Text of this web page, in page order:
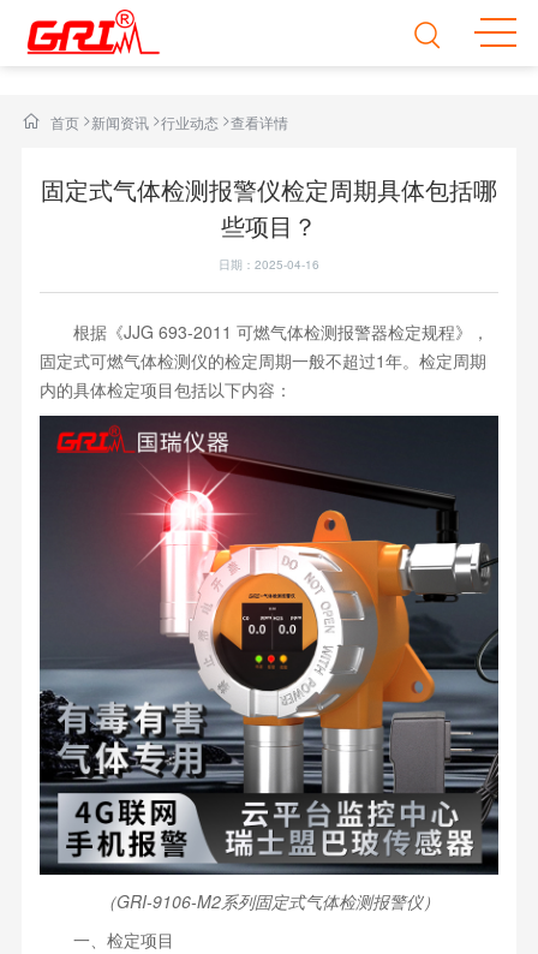
首页>新闻资讯 >行业动态 >查看详情
固定式气体检测报警仪检定周期具体包括哪
些项目？
日期：2025-04-16
根据《JJG 693-2011 可燃气体检测报警器检定规程》，
固定式可燃气体检测仪的检定周期一般不超过1年。检定周期
内的具体检定项目包括以下内容：
（GRI-9106-M2系列固定式气体检测报警仪）
一、检定项目